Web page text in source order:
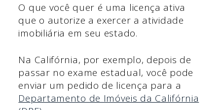
O que você quer é uma licença ativa
que o autorize a exercer a atividade
imobiliária em seu estado.
Na Califórnia, por exemplo, depois de
passar no exame estadual, você pode
enviar um pedido de licença para a
Departamento de Imóveis da Califórnia